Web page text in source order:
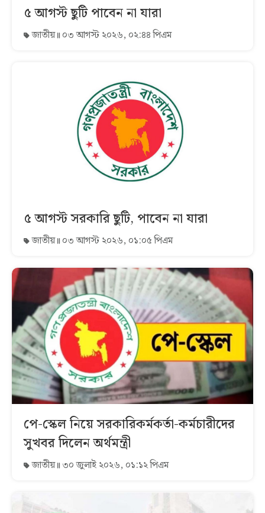
৫ আগস্ট ছুটি পাবেন না যারা
জাতীয় ০৩ আগস্ট ২০২৬, ০২:৪৪ পিএম
৫ আগস্ট সরকারি ছুটি, পাবেন না যারা
জাতীয় ০৩ আগস্ট ২০২৬, ০১:০৫ পিএম
পে-স্কেল নিয়ে সরকারিকর্মকর্তা-কর্মচারীদের
সুখবর দিলেন অর্থমন্ত্রী
জাতীয় ৩০ জুলাই ২০২৬, ০১:১২ পিএম